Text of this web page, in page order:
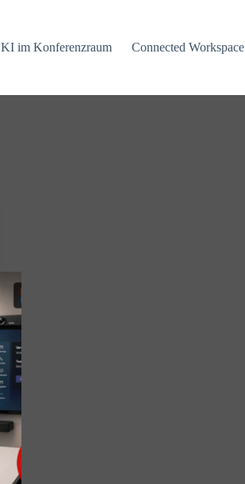
KI im Konferenzraum Connected Workspace